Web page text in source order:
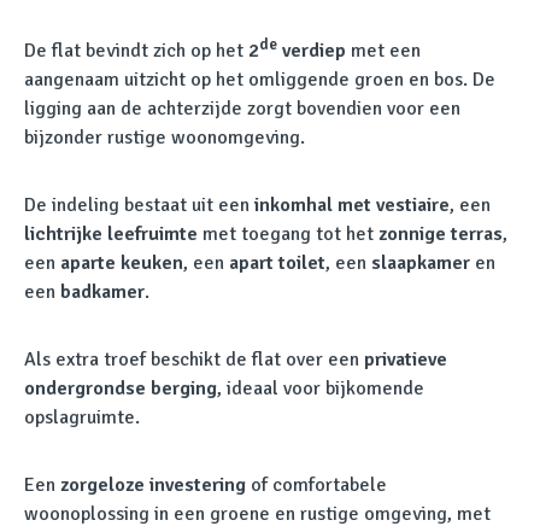
De flat bevindt zich op het 2de verdiep met een
aangenaam uitzicht op het omliggende groen en bos. De
ligging aan de achterzijde zorgt bovendien voor een
bijzonder rustige woonomgeving.
De indeling bestaat uit een inkomhal met vestiaire, een
lichtrijke leefruimte met toegang tot het zonnige terras,
een aparte keuken, een apart toilet, een slaapkamer en
een badkamer.
Als extra troef beschikt de flat over een privatieve
ondergrondse berging, ideaal voor bijkomende
opslagruimte.
Een zorgeloze investering of comfortabele
woonoplossing in een groene en rustige omgeving, met